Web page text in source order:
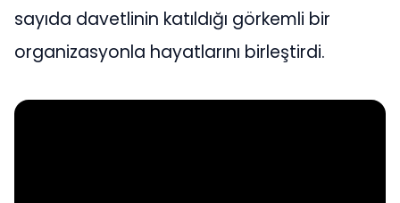
sayıda davetlinin katıldığı görkemli bir
organizasyonla hayatlarını birleştirdi.